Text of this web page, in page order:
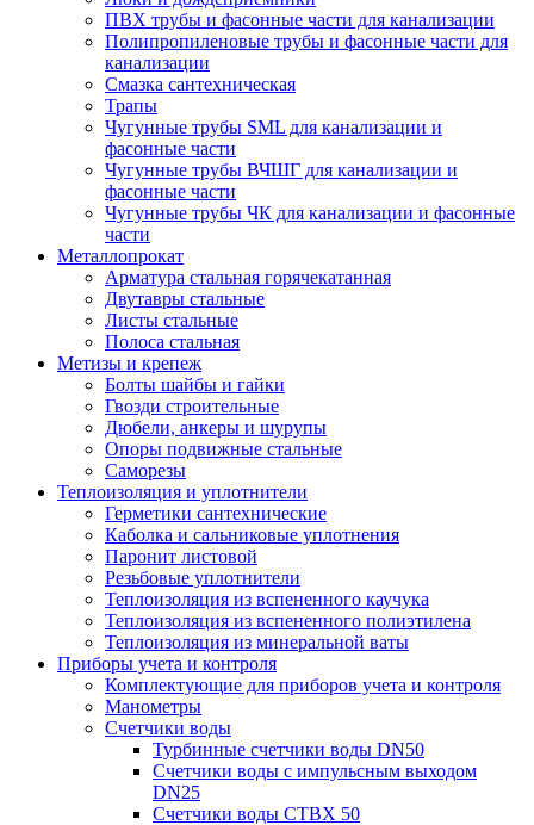
ПВХ трубы и фасонные части для канализации
Полипропиленовые трубы и фасонные части для
канализации
Смазка сантехническая
Трапы
Чугунные трубы SML для канализации и
фасонные части
Чугунные трубы ВЧШГ для канализации и
фасонные части
Чугунные трубы ЧК для канализации и фасонные
части
Металлопрокат
Арматура стальная горячекатанная
Двутавры стальные
Листы стальные
Полоса стальная
Метизы и крепеж
Болты шайбы и гайки
Гвозди строительные
Дюбели, анкеры и шурупы
Опоры подвижные стальные
Саморезы
Теплоизоляция и уплотнители
Герметики сантехнические
Каболка и сальниковые уплотнения
Паронит листовой
Резьбовые уплотнители
Теплоизоляция из вспененного каучука
Теплоизоляция из вспененного полиэтилена
Теплоизоляция из минеральной ваты
Приборы учета и контроля
Комплектующие для приборов учета и контроля
Манометры
Счетчики воды
Турбинные счетчики воды DN50
Счетчики воды с импульсным выходом
DN25
Счетчики воды СТВХ 50